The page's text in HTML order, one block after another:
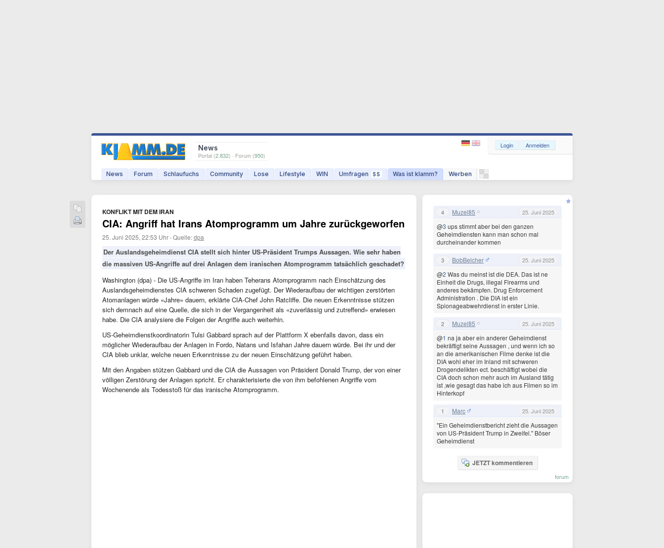
News
Portal (2.832) · Forum (950)
News Forum Schlaufuchs Community Lose Lifestyle WIN Umfragen $$ Was ist klamm? Werben
Login Anmelden
KONFLIKT MIT DEM IRAN
CIA: Angriff hat Irans Atomprogramm um Jahre zurückgeworfen
25. Juni 2025, 22:53 Uhr ·Quelle:dpa
Der Auslandsgeheimdienst CIA stellt sich hinter US-Präsident Trumps Aussagen. Wie sehr haben
die massiven US-Angriffe auf drei Anlagen dem iranischen Atomprogramm tatsächlich geschadet?
Washington (dpa) - Die US-Angriffe im Iran haben Teherans Atomprogramm nach Einschätzung des
Auslandsgeheimdienstes CIA schweren Schaden zugefügt. Der Wiederaufbau der wichtigen zerstörten
Atomanlagen würde «Jahre» dauern, erklärte CIA-Chef John Ratcliffe. Die neuen Erkenntnisse stützen
sich demnach auf eine Quelle, die sich in der Vergangenheit als «zuverlässig und zutreffend» erwiesen
habe. Die CIA analysiere die Folgen der Angriffe auch weiterhin.
US-Geheimdienstkoordinatorin Tulsi Gabbard sprach auf der Plattform X ebenfalls davon, dass ein
möglicher Wiederaufbau der Anlagen in Fordo, Natans und Isfahan Jahre dauern würde. Bei ihr und der
CIA blieb unklar, welche neuen Erkenntnisse zu der neuen Einschätzung geführt haben.
Mit den Angaben stützen Gabbard und die CIA die Aussagen von Präsident Donald Trump, der von einer
völligen Zerstörung der Anlagen spricht. Er charakterisierte die von ihm befohlenen Angriffe vom
Wochenende als Todesstoß für das iranische Atomprogramm.
4 Muzel85 25. Juni 2025
@3 ups stimmt aber bei den ganzen
Geheimdiensten kann man schon mal
durcheinander kommen
3 BobBelcher 25. Juni 2025
@2 Was du meinst ist die DEA. Das ist ne
Einheit die Drugs, illegal Firearms und
anderes bekämpfen. Drug Enforcement
Administration . Die DIA ist ein
Spionageabwehrdienst in erster Linie.
2 Muzel85 25. Juni 2025
@1 na ja aber ein anderer Geheimdienst
bekräftigt seine Aussagen , und wenn ich so
an die amerikanischen Filme denke ist die
DIA wohl eher im Inland mit schweren
Drogendelikten ect. beschäftigt wobei die
CIA doch schon mehr auch im Ausland tätig
ist ,wie gesagt das habe ich aus Filmen so im
Hinterkopf
1 Marc 25. Juni 2025
"Ein Geheimdienstbericht zieht die Aussagen
von US-Präsident Trump in Zweifel." Böser
Geheimdienst
JETZT kommentieren
forum